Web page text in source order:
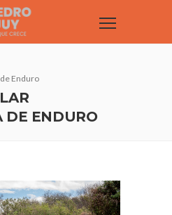
Enduro
DE ENDURO